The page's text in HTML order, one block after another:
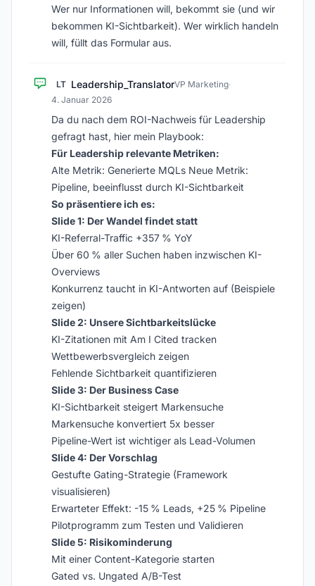
Wer nur Informationen will, bekommt sie (und wir
bekommen KI-Sichtbarkeit). Wer wirklich handeln
will, füllt das Formular aus.
LT Leadership_TranslatorVP Marketing·
4. Januar 2026
Da du nach dem ROI-Nachweis für Leadership
gefragt hast, hier mein Playbook:
Für Leadership relevante Metriken:
Alte Metrik: Generierte MQLs Neue Metrik:
Pipeline, beeinflusst durch KI-Sichtbarkeit
So präsentiere ich es:
Slide 1: Der Wandel findet statt
KI-Referral-Traffic +357 % YoY
Über 60 % aller Suchen haben inzwischen KI-
Overviews
Konkurrenz taucht in KI-Antworten auf (Beispiele
zeigen)
Slide 2: Unsere Sichtbarkeitslücke
KI-Zitationen mit Am I Cited tracken
Wettbewerbsvergleich zeigen
Fehlende Sichtbarkeit quantifizieren
Slide 3: Der Business Case
KI-Sichtbarkeit steigert Markensuche
Markensuche konvertiert 5x besser
Pipeline-Wert ist wichtiger als Lead-Volumen
Slide 4: Der Vorschlag
Gestufte Gating-Strategie (Framework
visualisieren)
Erwarteter Effekt: -15 % Leads, +25 % Pipeline
Pilotprogramm zum Testen und Validieren
Slide 5: Risikominderung
Mit einer Content-Kategorie starten
Gated vs. Ungated A/B-Test